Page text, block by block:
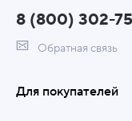
8 (800) 302-
Обратная связь
Для покупателей